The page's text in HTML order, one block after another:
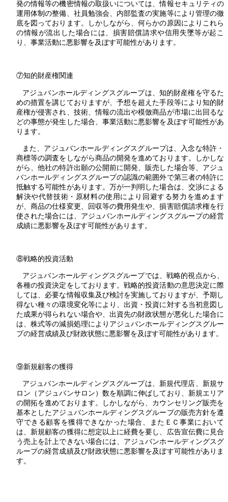
発の情報等の機密情報の取扱いについては、情報セキュリティの
運用体制の整備、社員勉強会、内部監査の実施等により管理の徹
底を図っております。しかしながら、何らかの原因によりこれら
の情報が流出した場合には、損害賠償請求や信用失墜等が起こ
り、事業活動に悪影響を及ぼす可能性があります。
⑦知的財産権関連
アジュバンホールディングスグループは、知的財産権を守るた
めの措置を講じておりますが、予想を超えた手段等により知的財
産権が侵害され、技術、情報の流出や模倣商品が市場に出回るな
どの事態が発生した場合、事業活動に悪影響を及ぼす可能性があ
ります。
また、アジュバンホールディングスグループは、入念な特許・
商標等の調査をしながら商品の開発を進めております。しかしな
がら、他社の特許出願の公開前に開発、販売した場合等、アジュ
バンホールディングスグループの認識の範囲外で第三者の特許に
抵触する可能性があります。万が一判明した場合は、交渉による
解決や代替技術・原材料の使用により回避する努力を進めます
が、商品の仕様変更、回収等の費用発生や、損害賠償請求権を行
使された場合には、アジュバンホールディングスグループの経営
成績に悪影響を及ぼす可能性があります。
⑧戦略的投資活動
アジュバンホールディングスグループでは、戦略的視点から、
各種の投資決定をしております。戦略的投資活動の意思決定に際
しては、必要な情報収集及び検討を実施しておりますが、予期し
得ない種々の環境変化等により、出資・投資に対する当初意図し
た成果が得られない場合や、出資先の財政状態が悪化した場合に
は、株式等の減損処理によりアジュバンホールディングスグルー
プの経営成績及び財政状態に悪影響を及ぼす可能性があります。
⑨新規顧客の獲得
アジュバンホールディングスグループは、新規代理店、新規サ
ロン（アジュバンサロン）数を順調に伸ばしており、新規エリア
の開拓を進めております。しかしながら、カウンセリング販売を
基本としたアジュバンホールディングスグループの販売方針を遵
守できる顧客を獲得できなかった場合、またＥＣ事業において
は、新規顧客の獲得に想定以上に経費を要し、広告宣伝費に見合
う売上を計上できない場合には、アジュバンホールディングスグ
ループの経営成績及び財政状態に悪影響を及ぼす可能性がありま
す。